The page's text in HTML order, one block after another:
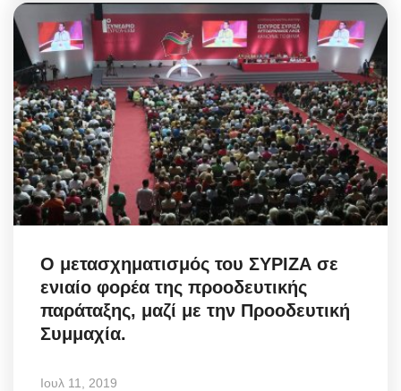
Ο μετασχηματισμός του ΣΥΡΙΖΑ σε
ενιαίο φορέα της προοδευτικής
παράταξης, μαζί με την Προοδευτική
Συμμαχία.
Ιουλ 11, 2019